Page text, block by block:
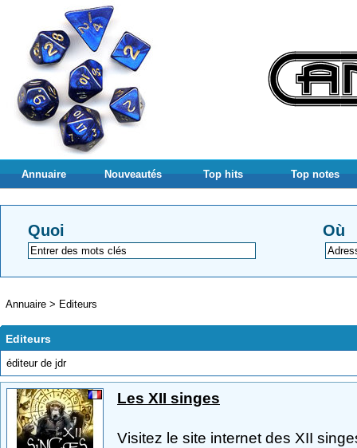
Annuaire Nouveautés Top hits Top notes
Quoi Où
Annuaire > Editeurs
Editeurs
éditeur de jdr
Les XII singes
Visitez le site internet des XII